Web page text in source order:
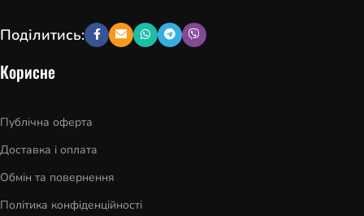
Поділитись:
Корисне
Публічна оферта
Доставка і оплата
Обмін та повернення
Політика конфіденційності